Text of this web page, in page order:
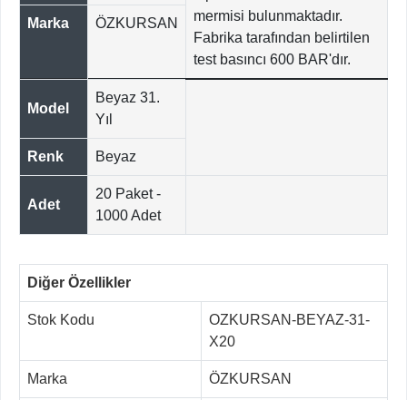
mermisi bulunmaktadır.
Fabrika tarafından belirtilen
test basıncı 600 BAR'dır.
Marka ÖZKURSAN
Model
Beyaz 31.
Yıl
Renk Beyaz
Adet
20 Paket -
1000 Adet
Diğer Özellikler
Stok Kodu
OZKURSAN-BEYAZ-31-
X20
Marka ÖZKURSAN